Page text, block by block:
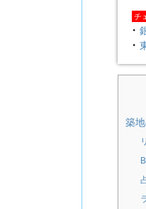
チ
・
・
築